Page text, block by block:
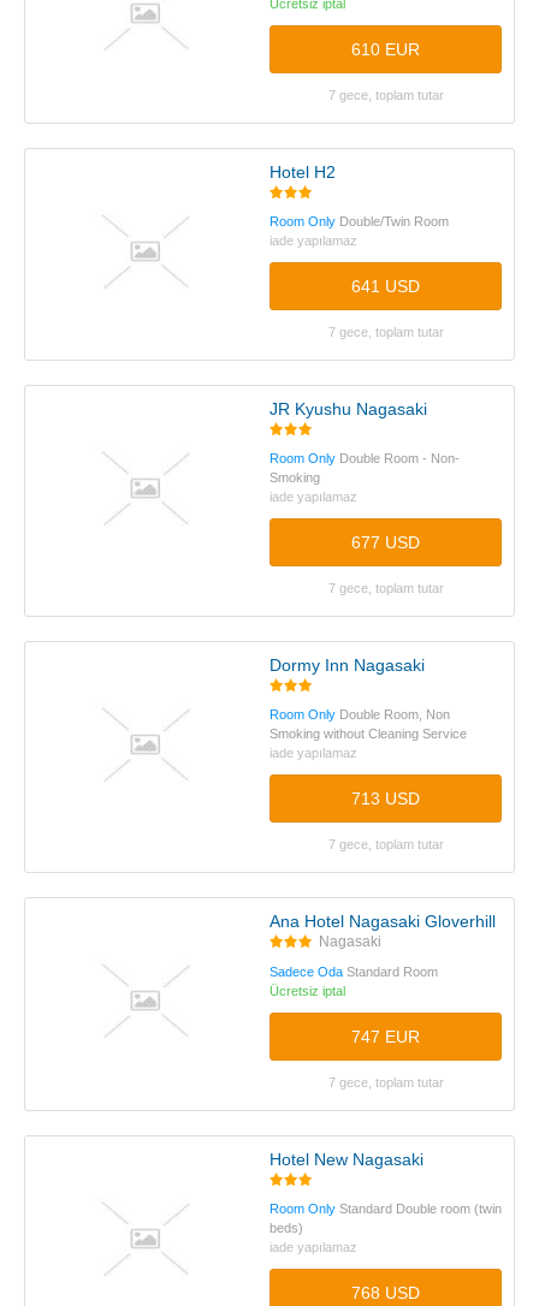
Ücretsiz iptal
610 EUR
7 gece, toplam tutar
Hotel H2
Room Only Double/Twin Room
iade yapılamaz
641 USD
7 gece, toplam tutar
JR Kyushu Nagasaki
Room Only Double Room - Non-
Smoking
iade yapılamaz
677 USD
7 gece, toplam tutar
Dormy Inn Nagasaki
Room Only Double Room, Non
Smoking without Cleaning Service
iade yapılamaz
713 USD
7 gece, toplam tutar
Ana Hotel Nagasaki Gloverhill
Nagasaki
Sadece Oda Standard Room
Ücretsiz iptal
747 EUR
7 gece, toplam tutar
Hotel New Nagasaki
Room Only Standard Double room (twin
beds)
iade yapılamaz
768 USD